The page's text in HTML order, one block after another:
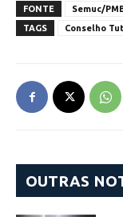
FONTE
Semuc/
TAGS
Conselho
OUTRAS